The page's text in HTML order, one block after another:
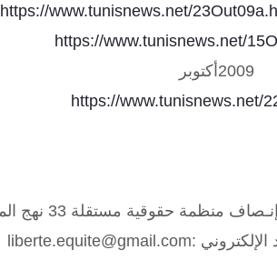
https://www.tunisnews.net/
https://www.tunisnews.net/
أكتوبر
https://www.tunisnews.net/
إنـصاف منظمة حقوقية مستقلة
تونس الهاتف / الفاكس : 71.340.860 البريد الإلكتروني :liberte.equite@gmail.com